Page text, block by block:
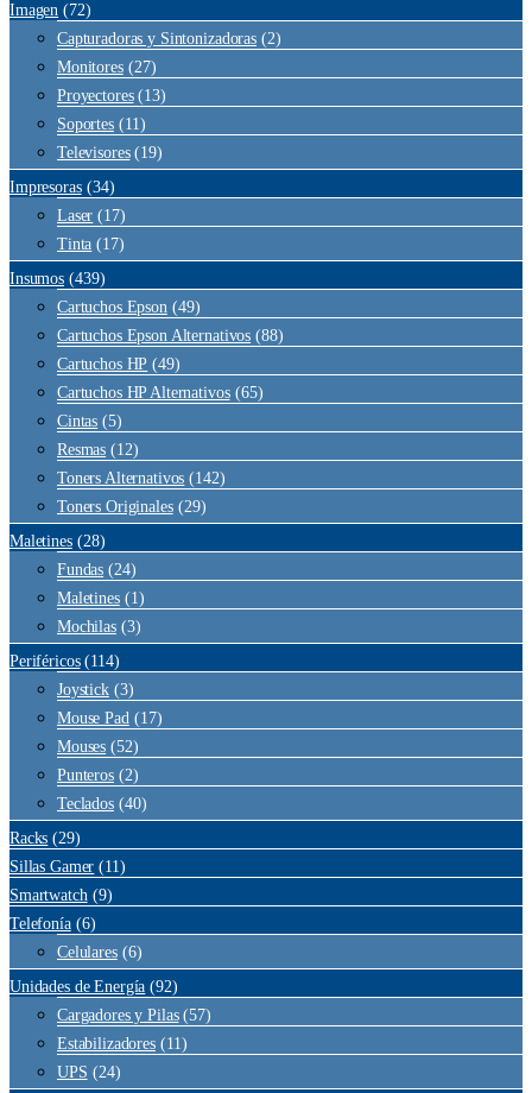
Imagen (72)
Capturadoras y Sintonizadoras (2)
Monitores (27)
Proyectores (13)
Soportes (11)
Televisores (19)
Impresoras (34)
Laser (17)
Tinta (17)
Insumos (439)
Cartuchos Epson (49)
Cartuchos Epson Alternativos (88)
Cartuchos HP (49)
Cartuchos HP Alternativos (65)
Cintas (5)
Resmas (12)
Toners Alternativos (142)
Toners Originales (29)
Maletines (28)
Fundas (24)
Maletines (1)
Mochilas (3)
Periféricos (114)
Joystick (3)
Mouse Pad (17)
Mouses (52)
Punteros (2)
Teclados (40)
Racks (29)
Sillas Gamer (11)
Smartwatch (9)
Telefonía (6)
Celulares (6)
Unidades de Energía (92)
Cargadores y Pilas (57)
Estabilizadores (11)
UPS (24)